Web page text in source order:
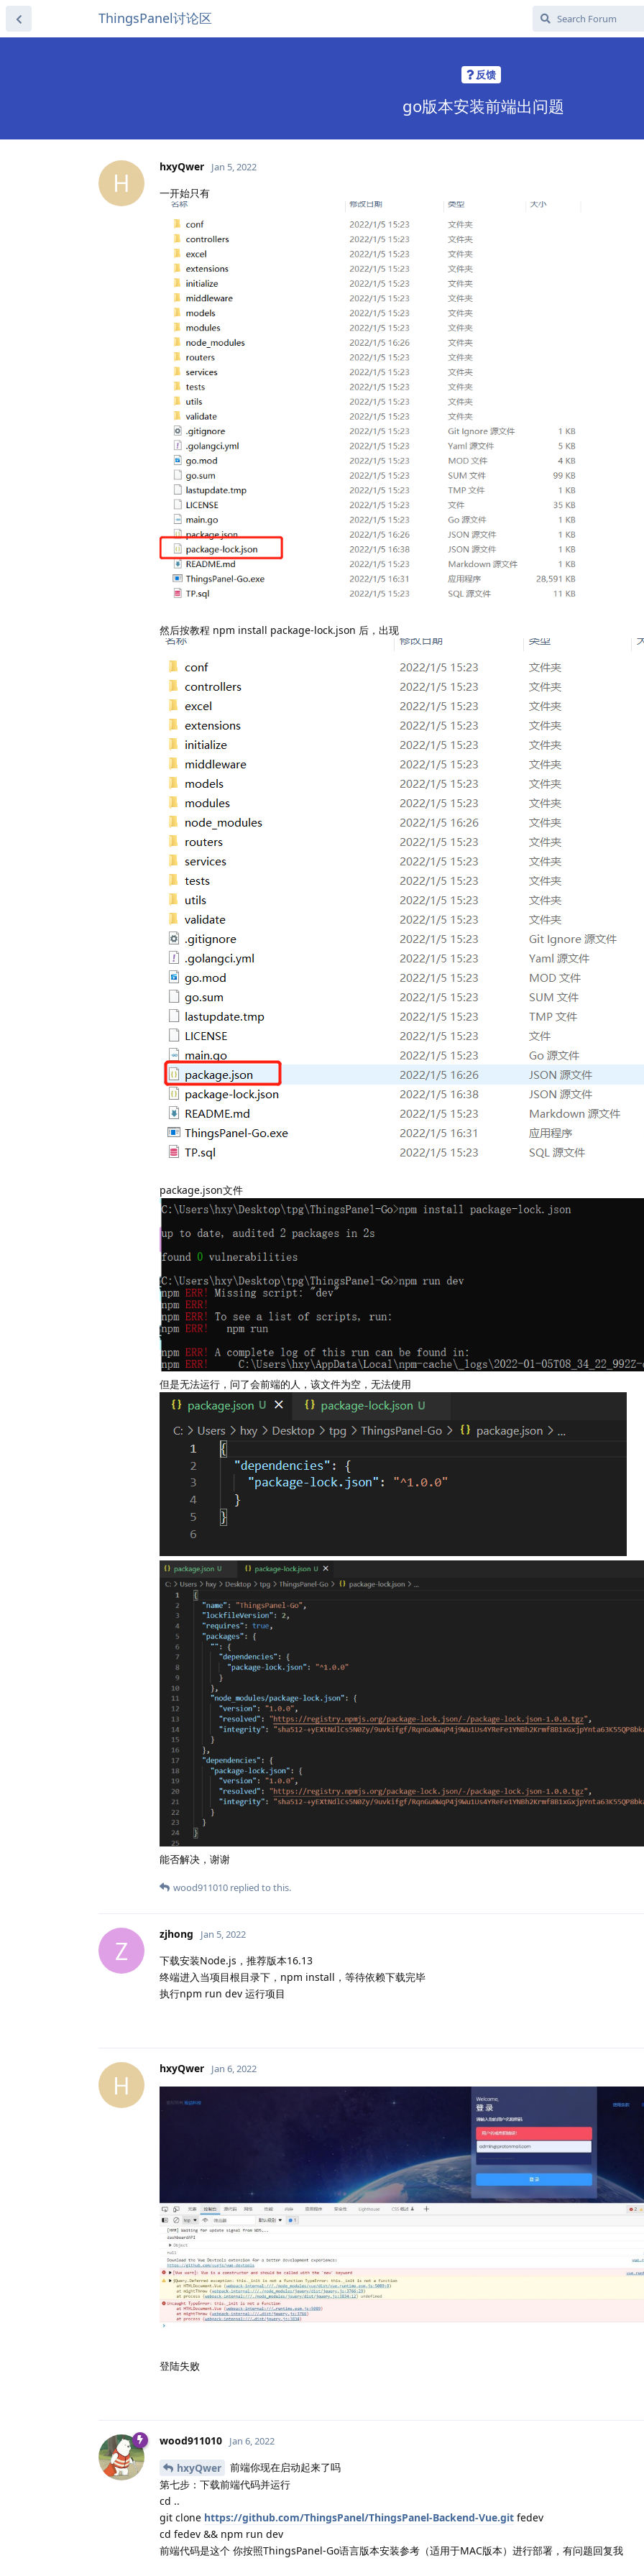
ThingsPanel讨论区
反馈
go版本安装前端出问题
H
hxyQwer Jan 5, 2022
一开始只有
然后按教程 npm install package-lock.json 后，出现
package.json文件
但是无法运行，问了会前端的人，该文件为空，无法使用
能否解决，谢谢
wood911010 replied to this.
Z
zjhong Jan 5, 2022
下载安装Node.js，推荐版本16.13
终端进入当项目根目录下，npm install，等待依赖下载完毕
执行npm run dev 运行项目
H
hxyQwer Jan 6, 2022
登陆失败
wood911010 Jan 6, 2022
hxyQwer
前端你现在启动起来了吗
第七步：下载前端代码并运行
cd ..
git clone https://github.com/ThingsPanel/ThingsPanel-Backend-Vue.git fedev
cd fedev && npm run dev
前端代码是这个 你按照ThingsPanel-Go语言版本安装参考（适用于MAC版本）进行部署，有问题回复我